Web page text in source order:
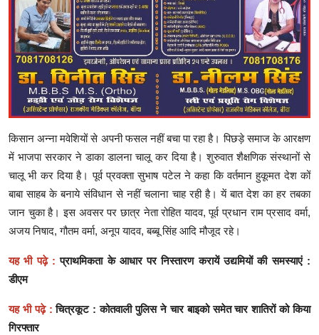
किसान अन्ना मवेशियों से अपनी फसल नहीं बचा पा रहा है। पिछड़े समाज के आरक्षण
में भाजपा सरकार ने डाका डालना चालू कर दिया है। शुरुवात शैक्षणिक संस्थानों से
चालू भी कर दिया है। पूर्व प्रवक्ता सुभाष पटेल ने कहा कि वर्तमान हुकूमत देश कों
बाबा साहब के बनाये संविधान से नहीं चलाना चाह रही है। यें बात देश का हर तबका
जान चुका है। इस अवसर पर छात्र नेता रोहित यादव, पूर्व प्रधान राम प्रसाद वर्मा,
अजय निषाद, गौतम वर्मा, अनूप यादव, बब्बू सिंह आदि मौजूद रहे।
यह भी पढ़े : प्राथमिकता के आधार पर निस्तारण करायें उद्यमियों की समस्याएं :
डीएम
यह भी पढ़े : चित्रकूट : कोतवाली पुलिस ने चार बाइको समेत चार शातिरों को किया
गिरफ्तार